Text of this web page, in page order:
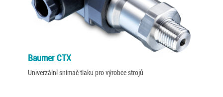
Baumer CTX
Univerzální snímač tlaku pro výrobce strojů